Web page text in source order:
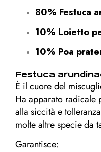
80% Festuca
10% Loietto
10% Poa
Festuca
È il cuore del
Ha apparato radicale
alla siccità e
molte altre specie da
Garantisce: